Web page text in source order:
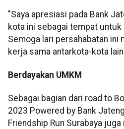
"Saya apresiasi pada Bank
kota ini sebagai tempat untuk
Semoga lari persahabatan ini
kerja sama antarkota-kota
Berdayakan UMKM
Sebagai bagian dari road to
2023 Powered by Bank
Friendship Run Surabaya